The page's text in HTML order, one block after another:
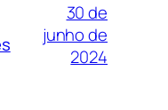
30 de
junho de
2024